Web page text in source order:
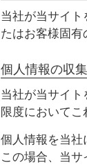
当社が当サイ
たはお客様固有
個人情報の収集
当社が当サイ
限度においてこ
個人情報を当社
この場合、当